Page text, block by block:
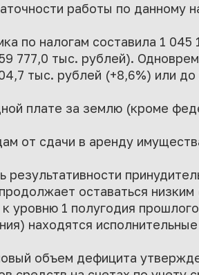
работы по данному
по налогам составила 1
777,0 тыс. рублей).
тыс. рублей (+8,6%) или
плате за землю (кроме
от сдачи в аренду
результативности
оставаться
к уровню 1 полугодия
находятся
объем дефицита